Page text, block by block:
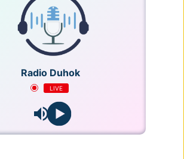
Radio Duhok
LIVE